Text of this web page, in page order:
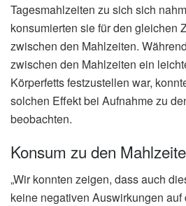
Tagesmahlzeiten zu sich sich
konsumierten sie für den gleichen
zwischen den Mahlzeiten.
zwischen den Mahlzeiten ein
Körperfetts festzustellen war,
solchen Effekt bei Aufnahme zu
beobachten.
Konsum zu den
„Wir konnten zeigen, dass auch
keine negativen Auswirkungen